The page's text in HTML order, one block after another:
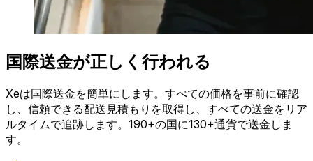
国際送金が正しく行われる
Xeは国際送金を簡単にします。すべての価格を事前に確認
し、信頼できる配送見積もりを取得し、すべての送金をリア
ルタイムで追跡します。190+の国に130+通貨で送金しま
す。